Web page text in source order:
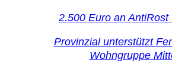
2.500 Euro an AntiRost
Provinzial unterstützt
Wohngruppe